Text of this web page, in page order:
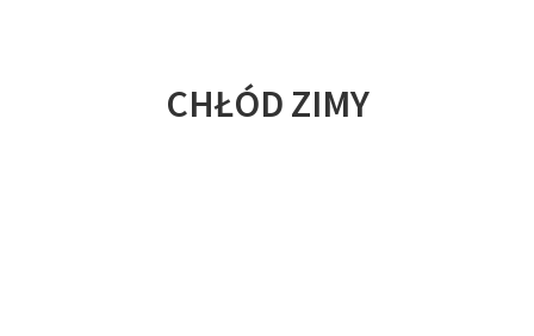
CHŁÓD ZIMY